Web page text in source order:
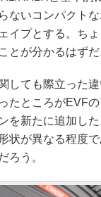
ないコンパクト
イプとする。ち
とが分かるはずだ
しても際立った
たところがEVF
を新たに追加し
状が異なる程度
ろう。